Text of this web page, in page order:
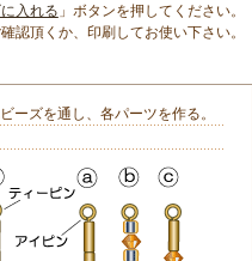
入れる 」ボタンを押してください。
認頂くか、印刷してお使い下さい。
ーズを通し、各パーツを作る。